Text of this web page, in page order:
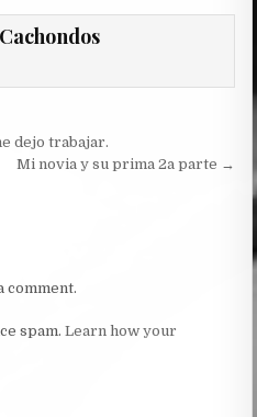
dejo trabajar.
Mi novia y su prima 2a parte →
comment.
spam.Learn how your